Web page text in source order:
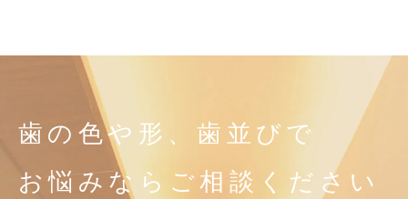
歯の色や形、歯並びで
お悩みならご相談ください